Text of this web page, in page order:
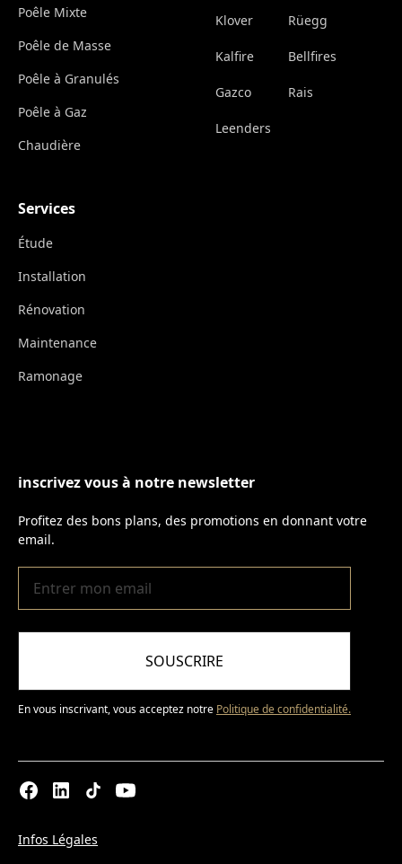
Poêle Mixte
Poêle de Masse
Poêle à Granulés
Poêle à Gaz
Chaudière
Klover Rüegg
Kalfire Bellfires
Gazco Rais
Leenders
Services
Étude
Installation
Rénovation
Maintenance
Ramonage
inscrivez vous à notre newsletter
Profitez des bons plans, des promotions en donnant votre
email.
SOUSCRIRE
En vous inscrivant, vous acceptez notre Politique de confidentialité.
Infos Légales